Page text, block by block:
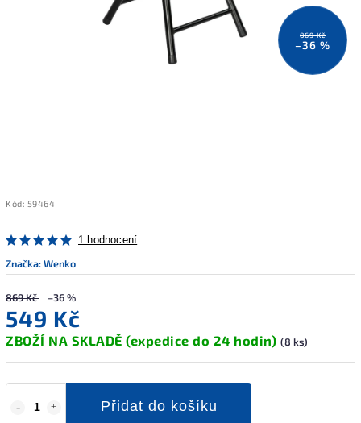
869 Kč
–36 %
Kód: 59464
1 hodnocení
Značka:Wenko
869 Kč –36 %
549 Kč
ZBOŽÍ NA SKLADĚ (expedice do 24 hodin) (8 ks)
Přidat do košíku